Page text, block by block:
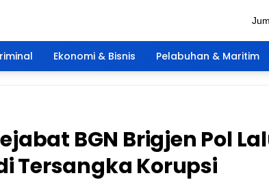
Ekonomi & Bisnis Pelabuhan & Maritim
BGN Brigjen Pol
Tersangka Korupsi